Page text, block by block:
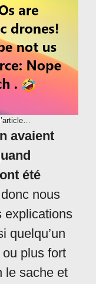
avaient
été
nous
explications
quelqu’un
plus fort
le sache et